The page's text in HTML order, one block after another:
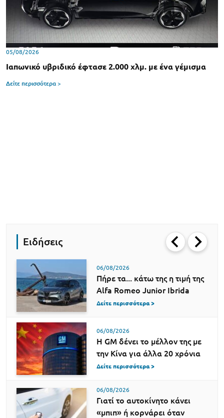
05/08/2026
Ιαπωνικό υβριδικό έφτασε 2.000 χλμ. με ένα γέμισμα
Δείτε περισσότερα >
Ειδήσεις
06/08/2026
Πήρε τα... κάτω της η τιμή της
Alfa Romeo Junior Ibrida
Δείτε περισσότερα >
06/08/2026
Η GM δένει το μέλλον της με
την Κίνα για άλλα 20 χρόνια
Δείτε περισσότερα >
06/08/2026
Γιατί το αυτοκίνητο κάνει
«μπιπ» ή κορνάρει όταν